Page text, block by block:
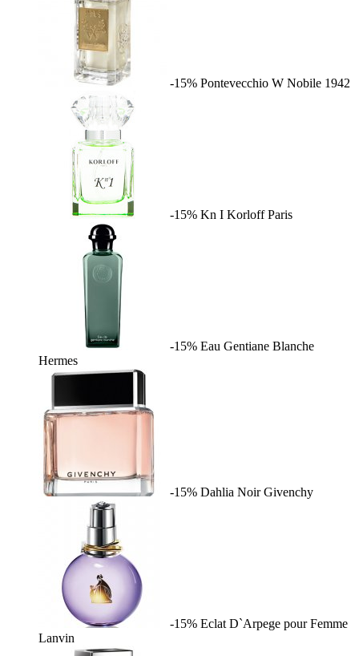
-15% Pontevecchio W Nobile 1942
-15% Kn I Korloff Paris
-15% Eau Gentiane Blanche
Hermes
-15% Dahlia Noir Givenchy
-15% Eclat D`Arpege pour Femme
Lanvin